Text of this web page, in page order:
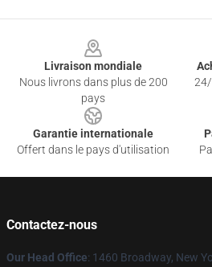
Livraison mondiale
Nous livrons dans plus de 200
pays
Garantie internationale
Offert dans le pays d'utilisation
Contactez-nous
Our Head Office: 1460 Broadway, New